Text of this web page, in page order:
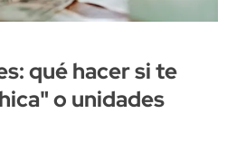
qué hacer si te
o unidades